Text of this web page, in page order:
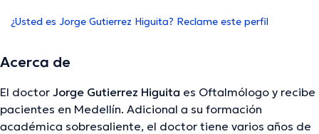
¿Usted es Jorge Gutierrez Higuita? Reclame este perfil
Acerca de
El doctor Jorge Gutierrez Higuita es Oftalmólogo y recibe
pacientes en Medellín. Adicional a su formación
académica sobresaliente, el doctor tiene varios años de